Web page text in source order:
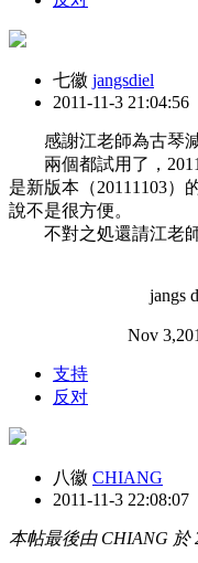
七徽 jangsdiel
2011-11-3 21:04:56
感謝江老師為古琴減
兩個都試用了，
是新版本（20111103）
說不是很方便。
不對之処還請江老師
jangs
Nov 3,2011
支持
反对
八徽 CHIANG
2011-11-3 22:08:07
本帖最後由 CHIANG 於